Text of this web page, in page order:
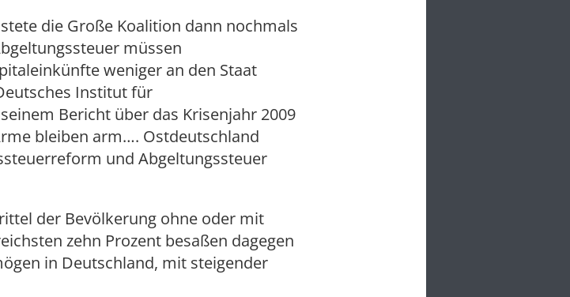
die Große Koalition dann nochmals
müssen
weniger an den Staat
Institut für
Bericht über das Krisenjahr 2009
bleiben arm…. Ostdeutschland
und Abgeltungssteuer
der Bevölkerung ohne oder mit
zehn Prozent besaßen dagegen
in Deutschland, mit steigender